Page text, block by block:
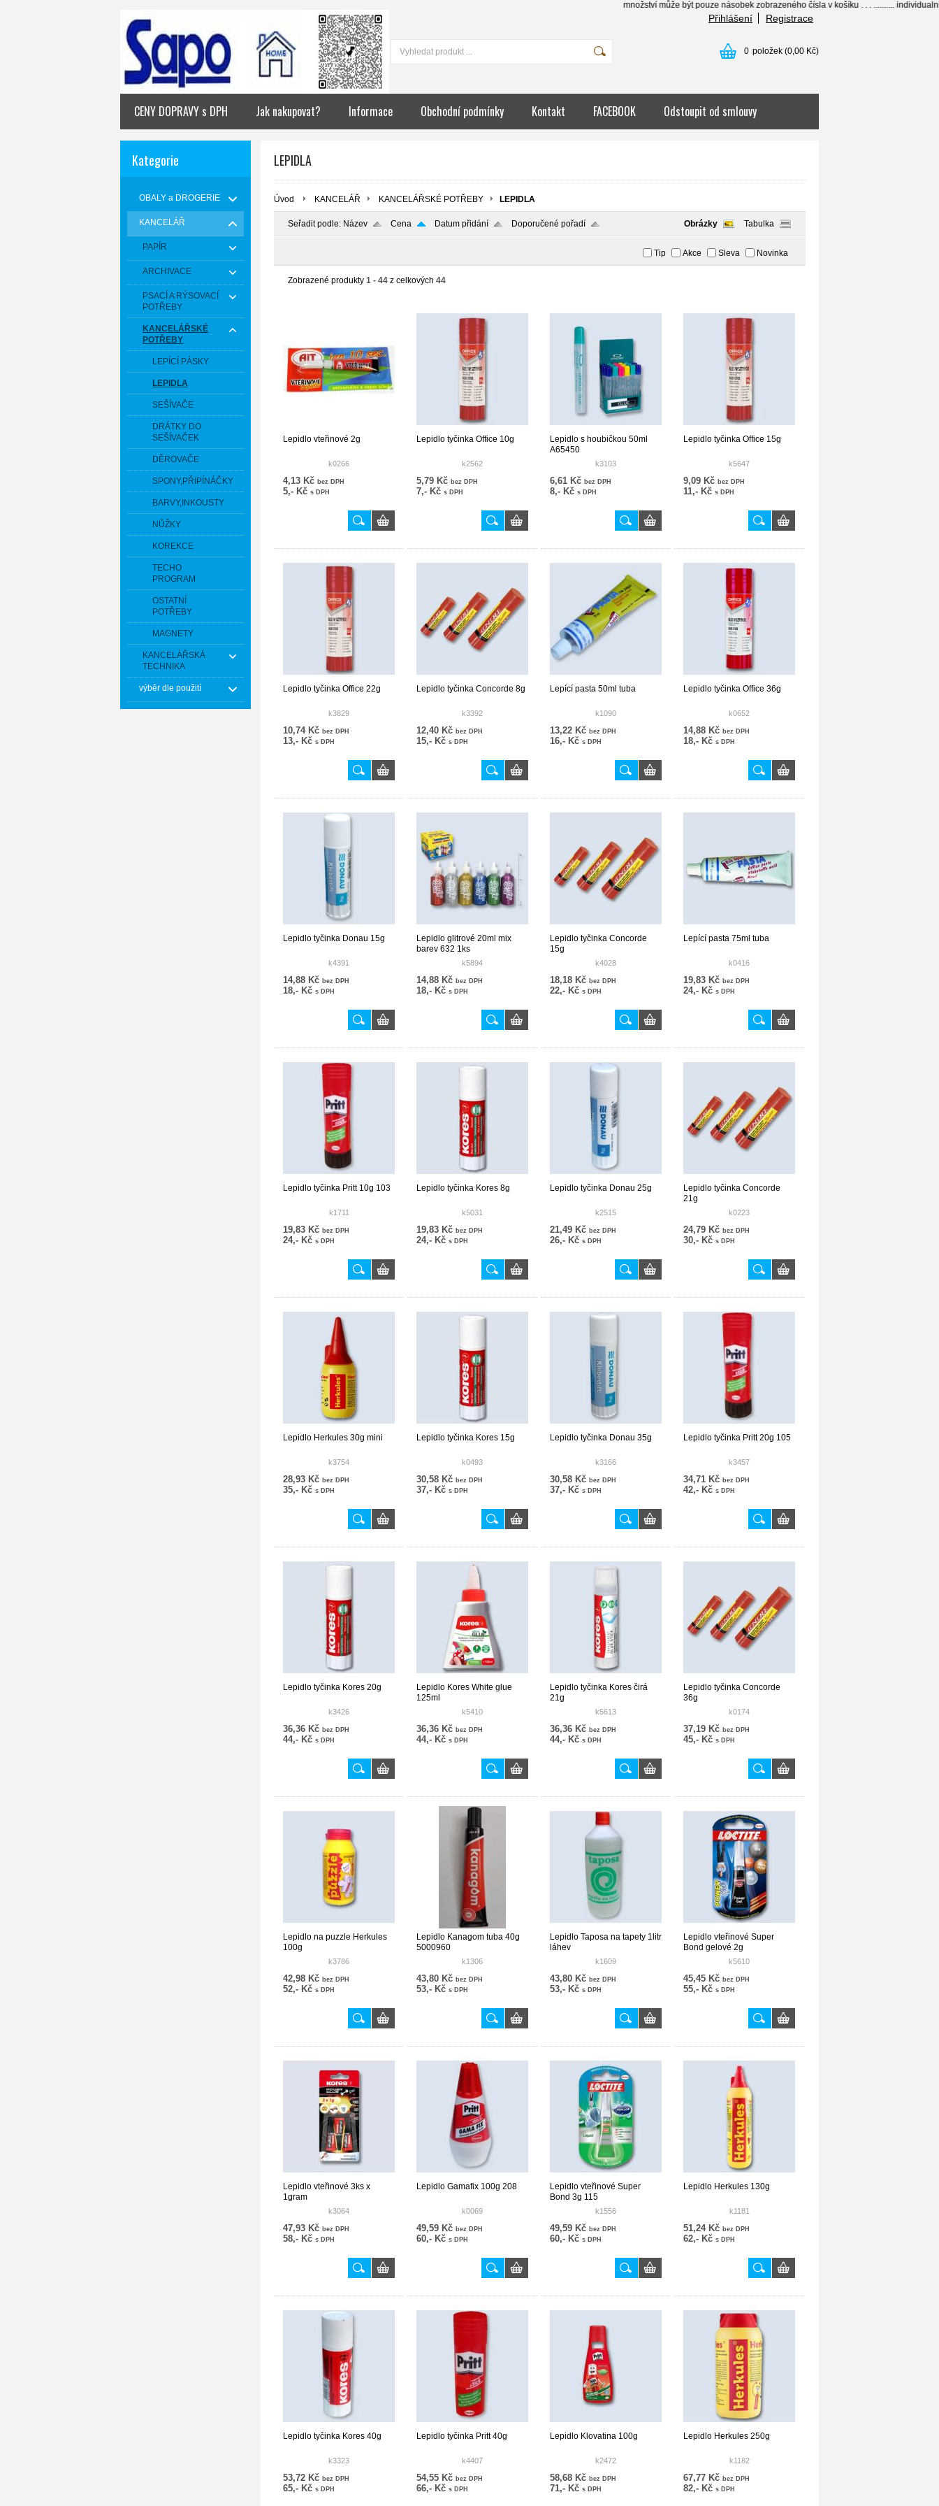
množství může být pouze násobek zobrazeného čísla v košíku . . . .......... individualni ceny pro
Přihlášení Registrace
0 položek (0,00 Kč)
CENY DOPRAVY s DPH Jak nakupovat? Informace Obchodní podmínky Kontakt FACEBOOK Odstoupit od smlouvy
Kategorie
OBALY a DROGERIE
KANCELÁŘ
PAPÍR
ARCHIVACE
PSACÍ A RÝSOVACÍ
POTŘEBY
KANCELÁŘSKÉ
POTŘEBY
LEPÍCÍ PÁSKY
LEPIDLA
SEŠÍVAČE
DRÁTKY DO
SEŠÍVAČEK
DĚROVAČE
SPONY,PŘIPÍNÁČKY
BARVY,INKOUSTY
NŮŽKY
KOREKCE
TECHO
PROGRAM
OSTATNÍ
POTŘEBY
MAGNETY
KANCELÁŘSKÁ
TECHNIKA
výběr dle použití
LEPIDLA
Úvod KANCELÁŘ KANCELÁŘSKÉ POTŘEBY LEPIDLA
Seřadit podle: Název Cena Datum přidání Doporučené pořadí Obrázky Tabulka
Tip Akce Sleva Novinka
Zobrazené produkty 1 - 44 z celkových 44
Lepidlo vteřinové 2g
k0266
4,13 Kč bez DPH
5,- Kč s DPH
Lepidlo tyčinka Office 10g
k2562
5,79 Kč bez DPH
7,- Kč s DPH
Lepidlo s houbičkou 50ml
A65450
k3103
6,61 Kč bez DPH
8,- Kč s DPH
Lepidlo tyčinka Office 15g
k5647
9,09 Kč bez DPH
11,- Kč s DPH
Lepidlo tyčinka Office 22g
k3829
10,74 Kč bez DPH
13,- Kč s DPH
Lepidlo tyčinka Concorde 8g
k3392
12,40 Kč bez DPH
15,- Kč s DPH
Lepící pasta 50ml tuba
k1090
13,22 Kč bez DPH
16,- Kč s DPH
Lepidlo tyčinka Office 36g
k0652
14,88 Kč bez DPH
18,- Kč s DPH
Lepidlo tyčinka Donau 15g
k4391
14,88 Kč bez DPH
18,- Kč s DPH
Lepidlo glitrové 20ml mix
barev 632 1ks
k5894
14,88 Kč bez DPH
18,- Kč s DPH
Lepidlo tyčinka Concorde
15g
k4028
18,18 Kč bez DPH
22,- Kč s DPH
Lepící pasta 75ml tuba
k0416
19,83 Kč bez DPH
24,- Kč s DPH
Lepidlo tyčinka Pritt 10g 103
k1711
19,83 Kč bez DPH
24,- Kč s DPH
Lepidlo tyčinka Kores 8g
k5031
19,83 Kč bez DPH
24,- Kč s DPH
Lepidlo tyčinka Donau 25g
k2515
21,49 Kč bez DPH
26,- Kč s DPH
Lepidlo tyčinka Concorde
21g
k0223
24,79 Kč bez DPH
30,- Kč s DPH
Lepidlo Herkules 30g mini
k3754
28,93 Kč bez DPH
35,- Kč s DPH
Lepidlo tyčinka Kores 15g
k0493
30,58 Kč bez DPH
37,- Kč s DPH
Lepidlo tyčinka Donau 35g
k3166
30,58 Kč bez DPH
37,- Kč s DPH
Lepidlo tyčinka Pritt 20g 105
k3457
34,71 Kč bez DPH
42,- Kč s DPH
Lepidlo tyčinka Kores 20g
k3426
36,36 Kč bez DPH
44,- Kč s DPH
Lepidlo Kores White glue
125ml
k5410
36,36 Kč bez DPH
44,- Kč s DPH
Lepidlo tyčinka Kores čirá
21g
k5613
36,36 Kč bez DPH
44,- Kč s DPH
Lepidlo tyčinka Concorde
36g
k0174
37,19 Kč bez DPH
45,- Kč s DPH
Lepidlo na puzzle Herkules
100g
k3786
42,98 Kč bez DPH
52,- Kč s DPH
Lepidlo Kanagom tuba 40g
5000960
k1306
43,80 Kč bez DPH
53,- Kč s DPH
Lepidlo Taposa na tapety 1litr
láhev
k1609
43,80 Kč bez DPH
53,- Kč s DPH
Lepidlo vteřinové Super
Bond gelové 2g
k5610
45,45 Kč bez DPH
55,- Kč s DPH
Lepidlo vteřinové 3ks x
1gram
k3064
47,93 Kč bez DPH
58,- Kč s DPH
Lepidlo Gamafix 100g 208
k0069
49,59 Kč bez DPH
60,- Kč s DPH
Lepidlo vteřinové Super
Bond 3g 115
k1556
49,59 Kč bez DPH
60,- Kč s DPH
Lepidlo Herkules 130g
k1181
51,24 Kč bez DPH
62,- Kč s DPH
Lepidlo tyčinka Kores 40g
k3323
53,72 Kč bez DPH
65,- Kč s DPH
Lepidlo tyčinka Pritt 40g
k4407
54,55 Kč bez DPH
66,- Kč s DPH
Lepidlo Klovatina 100g
k2472
58,68 Kč bez DPH
71,- Kč s DPH
Lepidlo Herkules 250g
k1182
67,77 Kč bez DPH
82,- Kč s DPH